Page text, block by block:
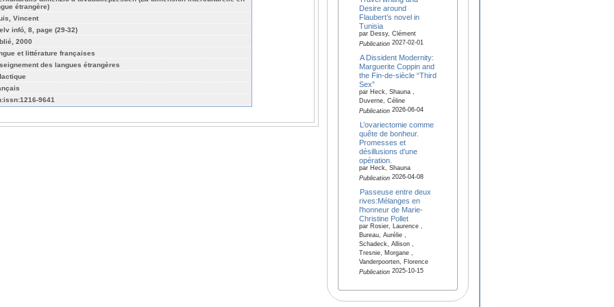
étrangère)
Vincent
infó, 8, page (29-32)
2000
et littérature françaises
des langues étrangères
9641
Desire around
Flaubert’s novel in
Tunisia
par Dessy, Clément
Publication2027-02-01
A Dissident Modernity:
Marguerite Coppin and
the Fin-de-siècle “Third
Sex”
par Heck, Shauna ,
Duverne, Céline
Publication2026-06-04
L’ovariectomie comme
quête de bonheur.
Promesses et
désillusions d’une
opération.
par Heck, Shauna
Publication2026-04-08
Passeuse entre deux
rives:Mélanges en
l'honneur de Marie-
Christine Pollet
par Rosier, Laurence ,
Bureau, Aurélie ,
Schadeck, Allison ,
Tresnie, Morgane ,
Vanderpoorten, Florence
Publication2025-10-15